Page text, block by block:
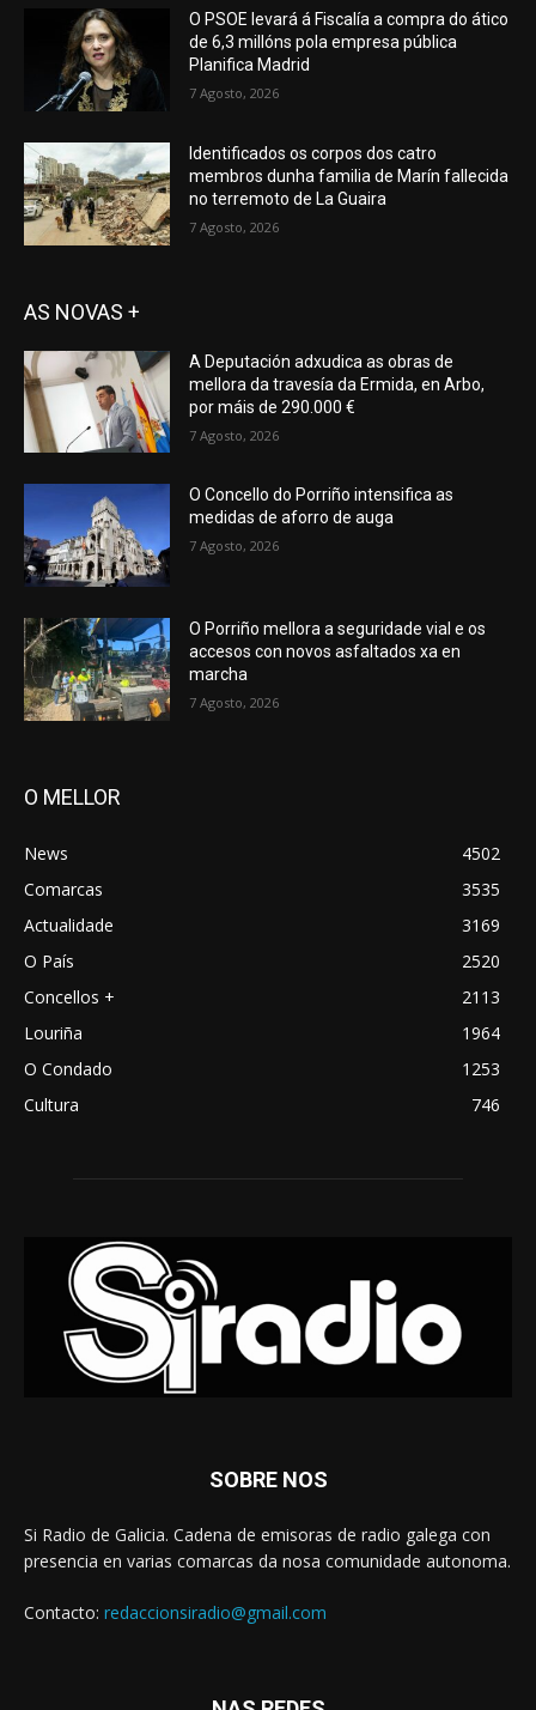
O PSOE levará á Fiscalía a compra do ático
de 6,3 millóns pola empresa pública
Planifica Madrid
7 Agosto, 2026
Identificados os corpos dos catro
membros dunha familia de Marín fallecida
no terremoto de La Guaira
7 Agosto, 2026
AS NOVAS +
A Deputación adxudica as obras de
mellora da travesía da Ermida, en Arbo,
por máis de 290.000 €
7 Agosto, 2026
O Concello do Porriño intensifica as
medidas de aforro de auga
7 Agosto, 2026
O Porriño mellora a seguridade vial e os
accesos con novos asfaltados xa en
marcha
7 Agosto, 2026
O MELLOR
News
4502
Comarcas
3535
Actualidade
3169
O País
2520
Concellos +
2113
Louriña
1964
O Condado
1253
Cultura
746
SOBRE NOS
Si Radio de Galicia. Cadena de emisoras de radio galega con
presencia en varias comarcas da nosa comunidade autonoma.
Contacto: redaccionsiradio@gmail.com